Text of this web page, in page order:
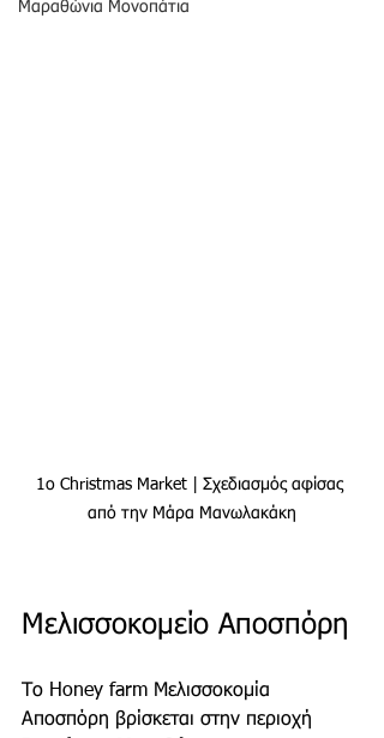
Μαραθώνια Μονοπάτια
1ο Christmas Market | Σχεδιασμός αφίσας
από την Μάρα Μανωλακάκη
Μελισσοκομείο Αποσπόρη
Το Honey farm Μελισσοκομία
Αποσπόρη βρίσκεται στην περιοχή